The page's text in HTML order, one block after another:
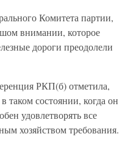
Комитета партии,
внимании, которое
дороги преодолели
РКП(б) отметила,
таком состоянии, когда он
удовлетворять все
хозяйством требования.